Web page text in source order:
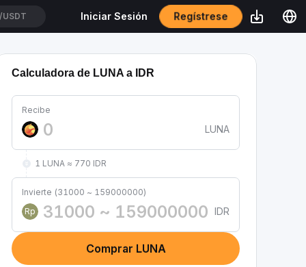
USDT Iniciar Sesión Regístrese
Calculadora de LUNA a IDR
Recibe
LUNA
1 LUNA ≈ 770 IDR
Invierte (31000 ~ 159000000)
Rp
IDR
Comprar LUNA